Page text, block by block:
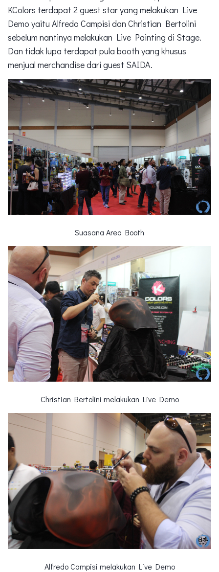
KColors terdapat 2 guest star yang melakukan Live
Demo yaitu Alfredo Campisi dan Christian Bertolini
sebelum nantinya melakukan Live Painting di Stage.
Dan tidak lupa terdapat pula booth yang khusus
menjual merchandise dari guest SAIDA.
Suasana Area Booth
Christian Bertolini melakukan Live Demo
Alfredo Campisi melakukan Live Demo